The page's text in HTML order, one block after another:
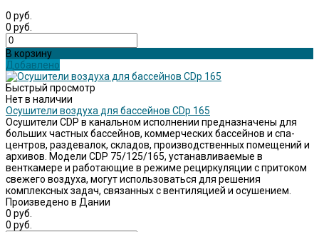
0 руб.
0 руб.
В корзину
Добавлено
Быстрый просмотр
Нет в наличии
Осушители воздуха для бассейнов CDp 165
Осушители CDP в канальном исполнении предназначены для
больших частных бассейнов, коммерческих бассейнов и спа-
центров, раздевалок, складов, производственных помещений и
архивов. Модели CDP 75/125/165, устанавливаемые в
венткамере и работающие в режиме рециркуляции с притоком
свежего воздуха, могут использоваться для решения
комплексных задач, связанных с вентиляцией и осушением.
Произведено в Дании
0 руб.
0 руб.